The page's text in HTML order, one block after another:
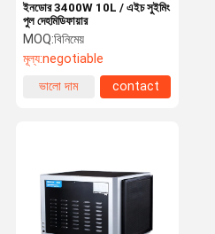
ইনডোর 3400W 10L / এইচ সুইমিং
পুল দেহমিডিফায়ার
MOQ:বিনিমেয়
মূল্য:negotiable
ভালো দাম
contact